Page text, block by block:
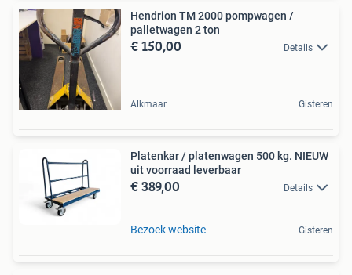
Hendrion TM 2000 pompwagen /
palletwagen 2 ton
€ 150,00 Details
Alkmaar Gisteren
Platenkar / platenwagen 500 kg. NIEUW
uit voorraad leverbaar
€ 389,00 Details
Bezoek website Gisteren